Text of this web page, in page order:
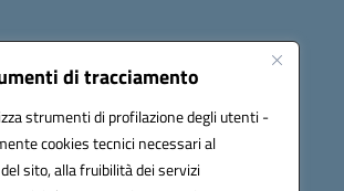
di tracciamento
strumenti di profilazione degli utenti -
cookies tecnici necessari al
sito, alla fruibilità dei servizi